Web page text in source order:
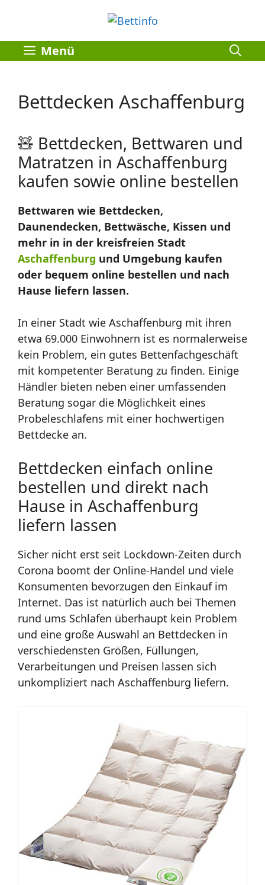
springen
Menü
Bettdecken Aschaffenburg
🧸 Bettdecken, Bettwaren und
Matratzen in Aschaffenburg
kaufen sowie online bestellen
Bettwaren wie Bettdecken,
Daunendecken, Bettwäsche, Kissen und
mehr in in der kreisfreien Stadt
Aschaffenburg und Umgebung kaufen
oder bequem online bestellen und nach
Hause liefern lassen.
In einer Stadt wie Aschaffenburg mit ihren
etwa 69.000 Einwohnern ist es normalerweise
kein Problem, ein gutes Bettenfachgeschäft
mit kompetenter Beratung zu finden. Einige
Händler bieten neben einer umfassenden
Beratung sogar die Möglichkeit eines
Probeleschlafens mit einer hochwertigen
Bettdecke an.
Bettdecken einfach online
bestellen und direkt nach
Hause in Aschaffenburg
liefern lassen
Sicher nicht erst seit Lockdown-Zeiten durch
Corona boomt der Online-Handel und viele
Konsumenten bevorzugen den Einkauf im
Internet. Das ist natürlich auch bei Themen
rund ums Schlafen überhaupt kein Problem
und eine große Auswahl an Bettdecken in
verschiedensten Größen, Füllungen,
Verarbeitungen und Preisen lassen sich
unkompliziert nach Aschaffenburg liefern.